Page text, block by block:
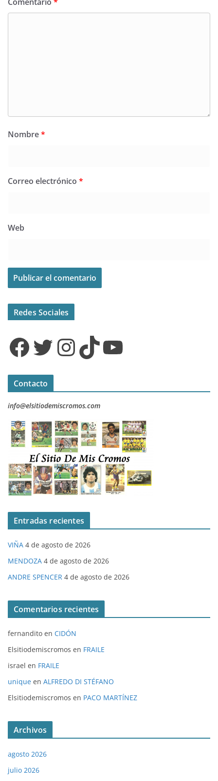
Nombre*
Correo electrónico *
Web
Redes Sociales
Facebook Twitter InstagramTikTok YouTube
Contacto
info@elsitiodemiscromos.com
Entradas recientes
VIÑA 4 de agosto de 2026
MENDOZA 4 de agosto de 2026
ANDRE SPENCER 4 de agosto de 2026
Comentarios recientes
fernandito en CIDÓN
Elsitiodemiscromos en FRAILE
israel en FRAILE
unique en ALFREDO DI STÉFANO
Elsitiodemiscromos en PACO MARTÍNEZ
Archivos
agosto 2026
julio 2026